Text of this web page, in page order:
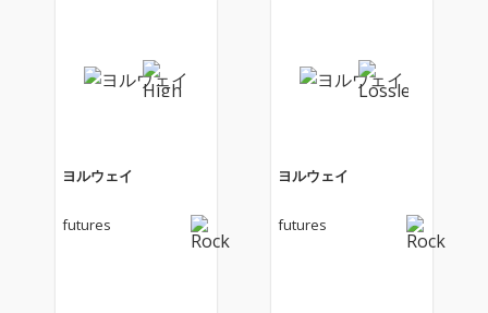
ヨルウェイ
futures
ヨルウェイ
futures